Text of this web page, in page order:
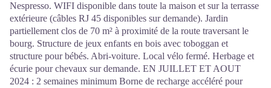
Nespresso. WIFI disponible dans toute la maison et sur la terrasse
extérieure (câbles RJ 45 disponibles sur demande). Jardin
partiellement clos de 70 m² à proximité de la route traversant le
bourg. Structure de jeux enfants en bois avec toboggan et
structure pour bébés. Abri-voiture. Local vélo fermé. Herbage et
écurie pour chevaux sur demande. EN JUILLET ET AOUT
2024 : 2 semaines minimum Borne de recharge accéléré pour